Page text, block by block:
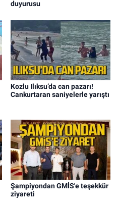
duyurusu
Kozlu Ilıksu’da can pazarı!
Cankurtaran saniyelerle yarıştı
Şampiyondan GMİS'e teşekkür
ziyareti